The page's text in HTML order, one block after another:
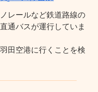
レールなど鉄道路線の
通バスが運行していま
田空港に行くことを検